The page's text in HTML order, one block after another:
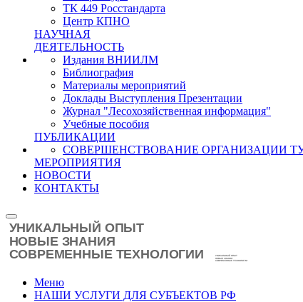
ТК 449 Росстандарта
Центр КПНО
НАУЧНАЯ
ДЕЯТЕЛЬНОСТЬ
Издания ВНИИЛМ
Библиография
Материалы мероприятий
Доклады Выступления Презентации
Журнал "Лесохозяйственная информация"
Учебные пособия
ПУБЛИКАЦИИ
СОВЕРШЕНСТВОВАНИЕ ОРГАНИЗАЦИИ
МЕРОПРИЯТИЯ
НОВОСТИ
КОНТАКТЫ
Меню
НАШИ УСЛУГИ ДЛЯ СУБЪЕКТОВ РФ